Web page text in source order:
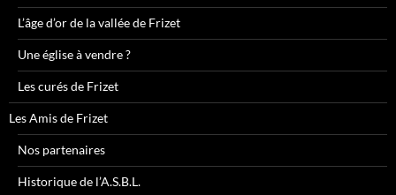
L’âge d’or de la vallée de Frizet
Une église à vendre ?
Les curés de Frizet
Les Amis de Frizet
Nos partenaires
Historique de l’A.S.B.L.